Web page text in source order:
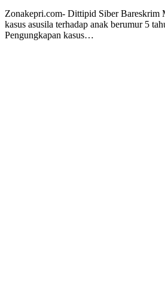
Zonakepri.com- Dittipid Siber Bareskrim
kasus asusila terhadap anak berumur 5
Pengungkapan kasus…